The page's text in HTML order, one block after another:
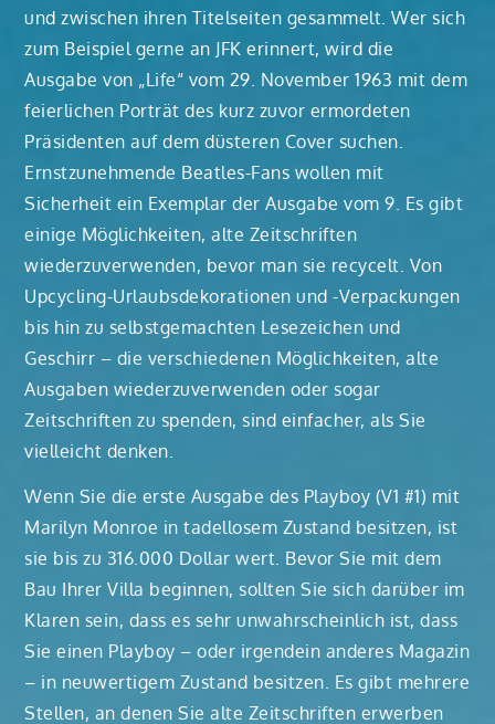
und zwischen ihren Titelseiten gesammelt. Wer sich
zum Beispiel gerne an JFK erinnert, wird die
Ausgabe von „Life“ vom 29. November 1963 mit dem
feierlichen Porträt des kurz zuvor ermordeten
Präsidenten auf dem düsteren Cover suchen.
Ernstzunehmende Beatles-Fans wollen mit
Sicherheit ein Exemplar der Ausgabe vom 9. Es gibt
einige Möglichkeiten, alte Zeitschriften
wiederzuverwenden, bevor man sie recycelt. Von
Upcycling-Urlaubsdekorationen und -Verpackungen
bis hin zu selbstgemachten Lesezeichen und
Geschirr – die verschiedenen Möglichkeiten, alte
Ausgaben wiederzuverwenden oder sogar
Zeitschriften zu spenden, sind einfacher, als Sie
vielleicht denken.
Wenn Sie die erste Ausgabe des Playboy (V1 #1) mit
Marilyn Monroe in tadellosem Zustand besitzen, ist
sie bis zu 316.000 Dollar wert. Bevor Sie mit dem
Bau Ihrer Villa beginnen, sollten Sie sich darüber im
Klaren sein, dass es sehr unwahrscheinlich ist, dass
Sie einen Playboy – oder irgendein anderes Magazin
– in neuwertigem Zustand besitzen. Es gibt mehrere
Stellen, an denen Sie alte Zeitschriften erwerben